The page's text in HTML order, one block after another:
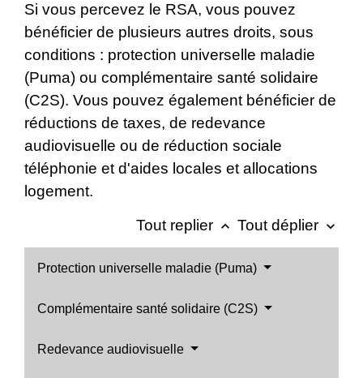
Si vous percevez le RSA, vous pouvez
bénéficier de plusieurs autres droits, sous
conditions : protection universelle maladie
(Puma) ou complémentaire santé solidaire
(C2S). Vous pouvez également bénéficier de
réductions de taxes, de redevance
audiovisuelle ou de réduction sociale
téléphonie et d'aides locales et allocations
logement.
Tout replier keyboard_arrow_up Tout déplier keyboard_arrow_down
Protection universelle maladie (Puma)
Complémentaire santé solidaire (C2S)
Redevance audiovisuelle